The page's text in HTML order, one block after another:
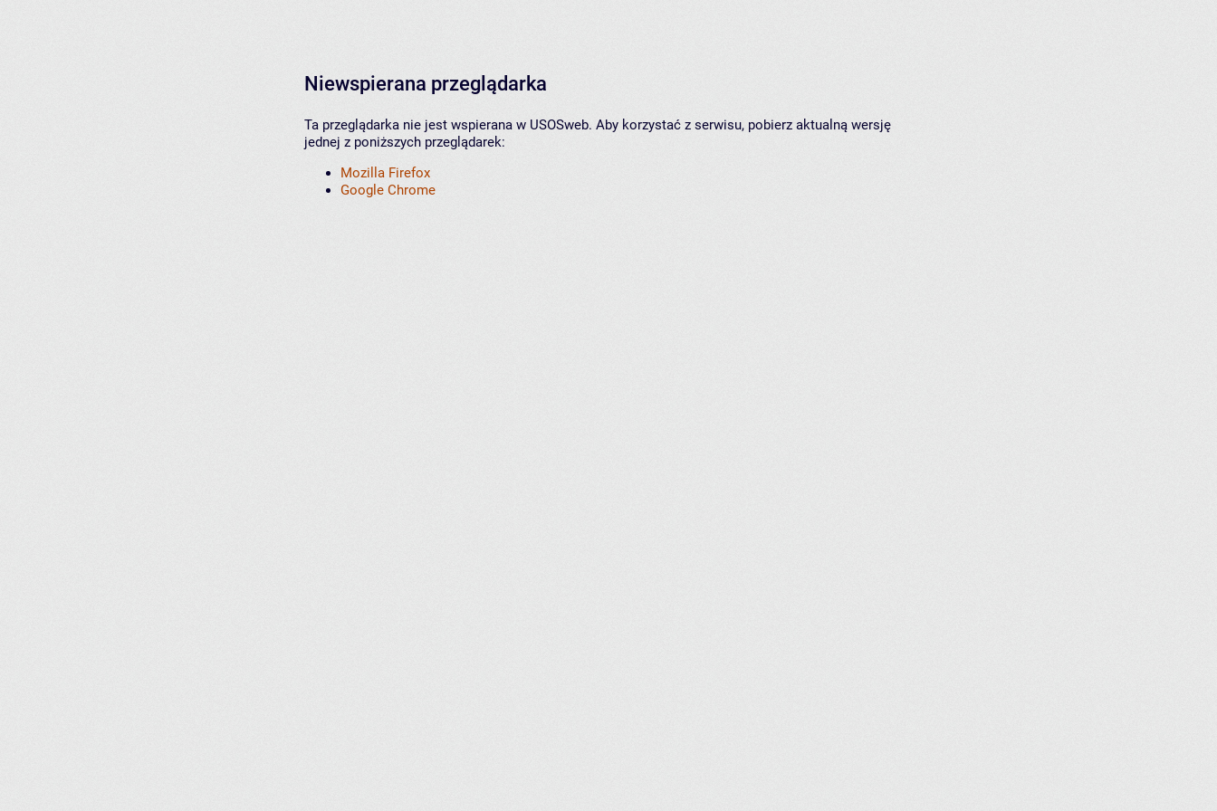
Niewspierana przeglądarka
Ta przeglądarka nie jest wspierana w USOSweb. Aby korzystać z serwisu, pobierz aktualną wersję
jednej z poniższych przeglądarek:
Mozilla Firefox
Google Chrome